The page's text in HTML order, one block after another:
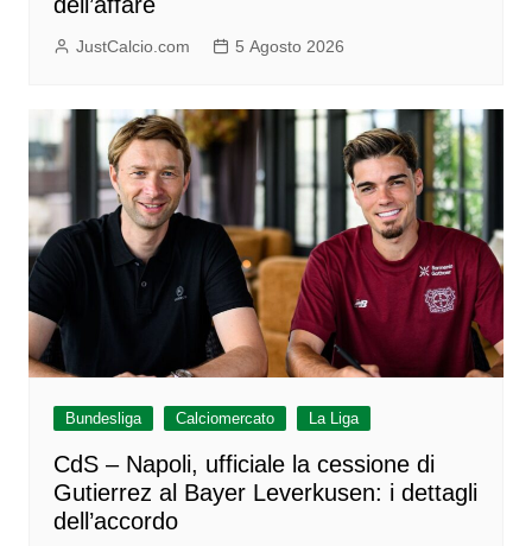
dell’affare
JustCalcio.com 5 Agosto 2026
Bundesliga Calciomercato La Liga
CdS – Napoli, ufficiale la cessione di
Gutierrez al Bayer Leverkusen: i dettagli
dell’accordo